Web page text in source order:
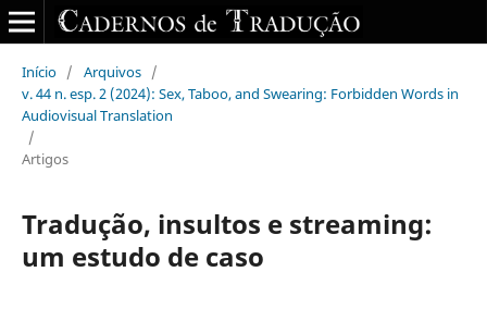
Início / Arquivos /
v. 44 n. esp. 2 (2024): Sex, Taboo, and Swearing: Forbidden Words in
Audiovisual Translation
/
Artigos
Tradução, insultos e streaming:
um estudo de caso